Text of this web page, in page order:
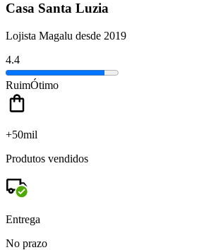
Casa Santa Luzia
Lojista Magalu desde 2019
4.4
RuimÓtimo
+50mil
Produtos vendidos
Entrega
No prazo